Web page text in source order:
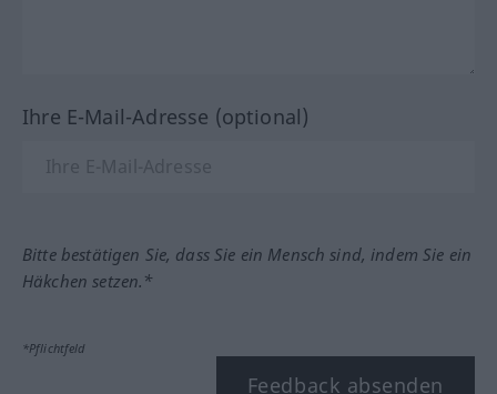
Ihre E-Mail-Adresse (optional)
Bitte bestätigen Sie, dass Sie ein Mensch sind, indem Sie ein
Häkchen setzen.*
*Pflichtfeld
Feedback absenden